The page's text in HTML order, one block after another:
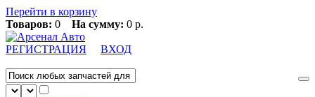
Перейти в корзину
Товаров: 0 На сумму: 0 р.
РЕГИСТРАЦИЯ ВХОД